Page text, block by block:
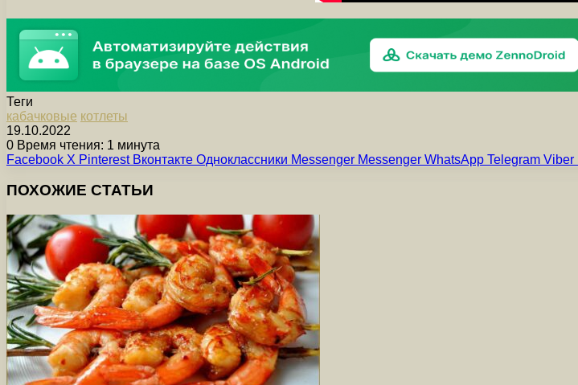
Теги
кабачковые котлеты
19.10.2022
0 Время чтения: 1 минута
Facebook X Pinterest Вконтакте Одноклассники Messenger Messenger WhatsApp Telegram Viber
ПОХОЖИЕ СТАТЬИ